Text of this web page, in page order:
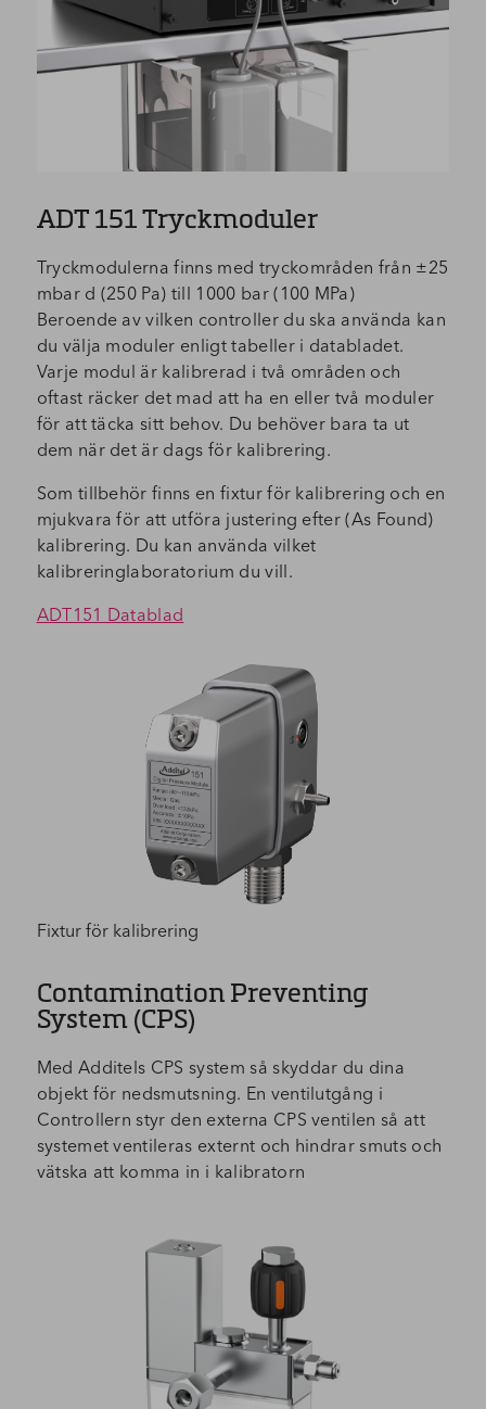
Fixtur för kalibrering
ADT 151 Tryckmoduler
Tryckmodulerna finns med tryckområden från ±25
mbar d (250 Pa) till 1000 bar (100 MPa)
Beroende av vilken controller du ska använda kan
du välja moduler enligt tabeller i databladet.
Varje modul är kalibrerad i två områden och
oftast räcker det mad att ha en eller två moduler
för att täcka sitt behov. Du behöver bara ta ut
dem när det är dags för kalibrering.
Som tillbehör finns en fixtur för kalibrering och en
mjukvara för att utföra justering efter (As Found)
kalibrering. Du kan använda vilket
kalibreringlaboratorium du vill.
ADT151 Datablad
Contamination Preventing
System (CPS)
Med Additels CPS system så skyddar du dina
objekt för nedsmutsning. En ventilutgång i
Controllern styr den externa CPS ventilen så att
systemet ventileras externt och hindrar smuts och
vätska att komma in i kalibratorn